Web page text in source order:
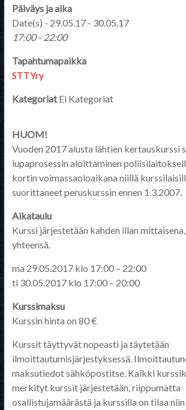
Päiväys ja aika
Date(s) - 29.05.17 - 30.05.17
17:00 - 22:00
Tapahtumapaikka
STTYry
KategoriatEi Kategoriat
HUOM!
Vuoden 2017 alusta lähtien kertauskurssi
lupaprosessin aloittaminen
kortin voimassaoloaikana niillä
suorittaneet peruskurssin ennen 1.3.2007.
Aikataulu
Kurssi järjestetään kahden illan
yhteensä.
ma 29.05.2017 klo 17:00 – 22:00
ti 30.05.2017 klo 17:00 – 20:00
Kurssimaksu
Kurssin hinta on 80 €
Kurssit täyttyvät nopeasti ja täytetään
ilmoittautumisjärjestyksessä.
maksutiedot sähköpostitse. Kaikki
merkityt kurssit järjestetään, riippumatta
osallistujamäärästä ja kurssilla on tilaa